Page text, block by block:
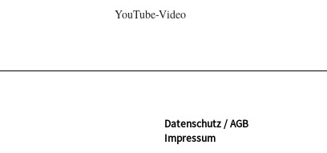
YouTube-Video
Datenschutz / AGB
Impressum